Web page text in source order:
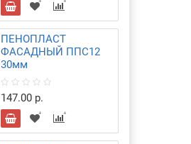
ПЕНОПЛАСТ
ФАСАДНЫЙ ППС12
30мм
147.00 р.